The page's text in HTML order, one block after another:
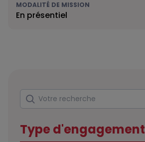
MODALITÉ DE MISSION
En présentiel
Rechercher
Votre recherche
Type d'engagement